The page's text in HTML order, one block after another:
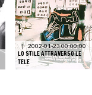
| 2002-01-23 00:00:00
LO STILE ATTRAVERSO LE
TELE